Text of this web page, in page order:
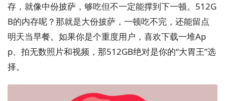
存，就像中份披萨，够吃但不一定能撑到下一顿。512G
B的内存呢？那就是大份披萨，一顿吃不完，还能留点
明天当早餐。如果你是个重度用户，喜欢下载一堆Ap
p、拍无数照片和视频，那512GB绝对是你的“大胃王”选
择。